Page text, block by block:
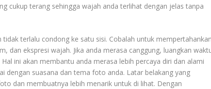
cukup terang sehingga wajah anda terlihat dengan jelas tanpa
terlalu condong ke satu sisi. Cobalah untuk
dan ekspresi wajah. Jika anda merasa canggung, luangkan
ini akan membantu anda merasa lebih percaya diri dan alami
dengan suasana dan tema foto anda. Latar belakang yang
dan membuatnya lebih menarik untuk di lihat. Dengan